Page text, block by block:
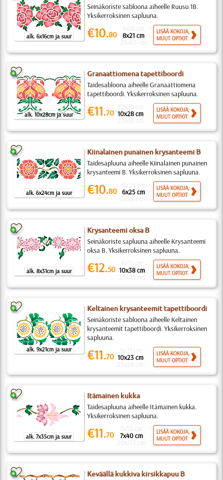
alk. 6x16cm ja suur
Seinäkoriste sabloona aiheelle Ruusu 1B.
Yksikerroksinen sapluuna.
€10.80 8x21 cm
LISÄÄ KOKOJA,
MUUT OPTIOT
alk. 10x28cm ja suur
Granaattiomena tapettiboordi
Taidesabloona aiheelle Granaattiomena
tapettiboordi. Yksikerroksinen sapluuna.
€11.70 10x28 cm
LISÄÄ KOKOJA,
MUUT OPTIOT
alk. 6x24cm ja suur
Kiinalainen punainen krysanteemi B
Taidesapluuna aiheelle Kiinalainen punainen
krysanteemi B. Yksikerroksinen sapluuna.
€10.80 6x25 cm
LISÄÄ KOKOJA,
MUUT OPTIOT
alk. 8x31cm ja suur
Krysanteemi oksa B
Seinäkoriste sapluuna aiheelle Krysanteemi
oksa B. Yksikerroksinen sapluuna.
€12.50 10x38 cm
LISÄÄ KOKOJA,
MUUT OPTIOT
alk. 9x21cm ja suur
Keltainen krysanteemit tapettiboordi
Seinäkoriste sabloona aiheelle Keltainen
krysanteemit tapettiboordi. Yksikerroksinen
sapluuna.
€11.70 10x23 cm
LISÄÄ KOKOJA,
MUUT OPTIOT
alk. 7x35cm ja suur
Itämainen kukka
Taidesapluuna aiheelle Itämainen kukka.
Yksikerroksinen sapluuna.
€11.70 7x40 cm
LISÄÄ KOKOJA,
MUUT OPTIOT
Keväällä kukkiva kirsikkapuu B